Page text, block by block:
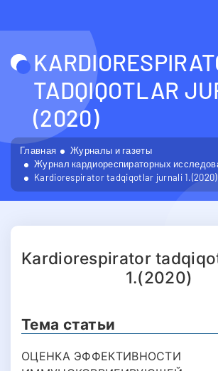
TADQIQOTLAR
(2020)
Главная
Журналы и газеты
Журнал кардиореспираторных
Kardiorespirator tadqiqotlar jurnali 1.(2020)
Kardiorespirator
1.(2020)
Тема статьи
ОЦЕНКА ЭФФЕКТИВНОСТИ